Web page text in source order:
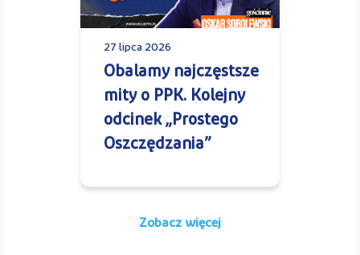
27 lipca 2026
Obalamy najczęstsze
mity o PPK. Kolejny
odcinek „Prostego
Oszczędzania”
Zobacz więcej